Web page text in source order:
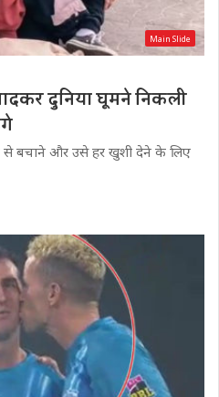
Main Slide
दुनिया घूमने निकली
बचाने और उसे हर खुशी देने के लिए